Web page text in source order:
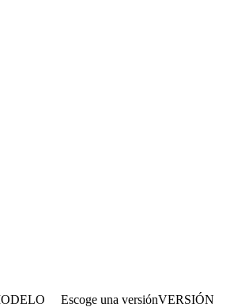
Escoge una versiónVERSIÓN